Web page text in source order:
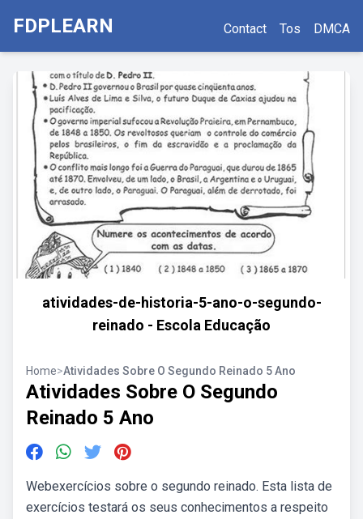
FDPLEARN Contact Tos DMCA
atividades-de-historia-5-ano-o-segundo-
reinado - Escola Educação
Home>Atividades Sobre O Segundo Reinado 5 Ano
Atividades Sobre O Segundo
Reinado 5 Ano
Webexercícios sobre o segundo reinado. Esta lista de
exercícios testará os seus conhecimentos a respeito